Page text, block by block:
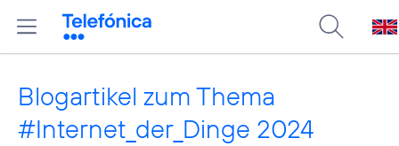
Blogartikel zum Thema
#Internet_der_Dinge 2024